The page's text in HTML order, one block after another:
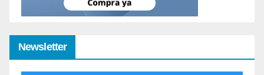
Newsletter